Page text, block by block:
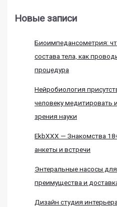
Новые записи
Биоимпедансометрия:
состава тела, как
процедура
Нейробиология
человеку медитировать
зрения науки
EkbXXX — Знакомства
анкеты и встречи
Энтеральные насосы
преимущества и
Дизайн студия